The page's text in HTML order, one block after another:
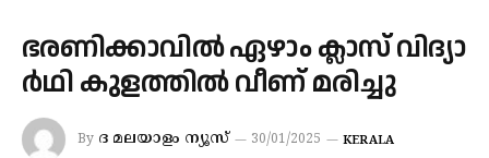
ഭരണിക്കാവിൽ ഏ​ഴാം ക്ലാ​സ് വി​ദ്യാ​
ര്‍​ഥി കു​ള​ത്തി​ൽ വീ​ണ് മ​രി​ച്ചു
By ദ മലയാളം ന്യൂസ് 30/01/2025 KERALA